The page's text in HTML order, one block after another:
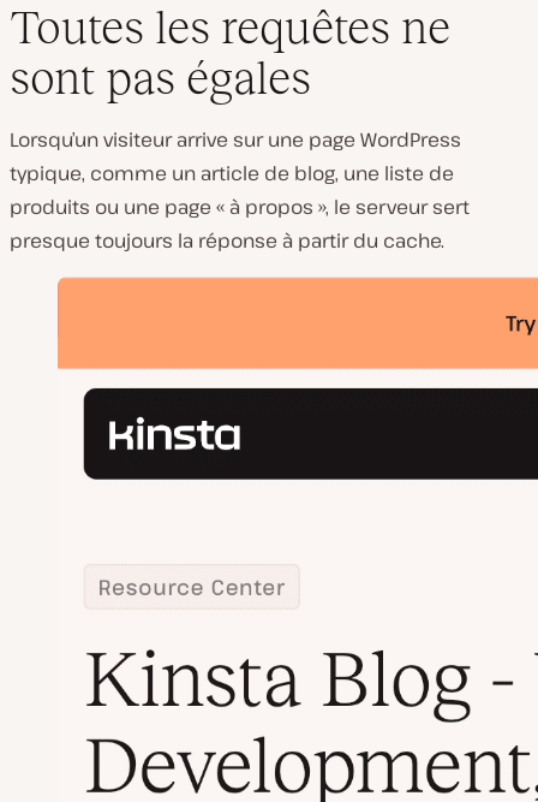
Toutes les requêtes ne
sont pas égales
Lorsqu’un visiteur arrive sur une page WordPress
typique, comme un article de blog, une liste de
produits ou une page « à propos », le serveur sert
presque toujours la réponse à partir du cache.